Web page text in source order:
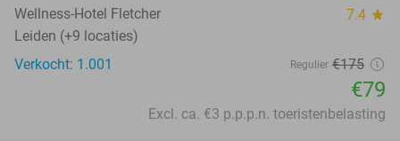
Wellness-Hotel Fletcher 7.4 star
Leiden (+9 locaties)
Verkocht: 1.001
Regulier €175
€79
Excl. ca. €3 p.p.p.n. toeristenbelasting